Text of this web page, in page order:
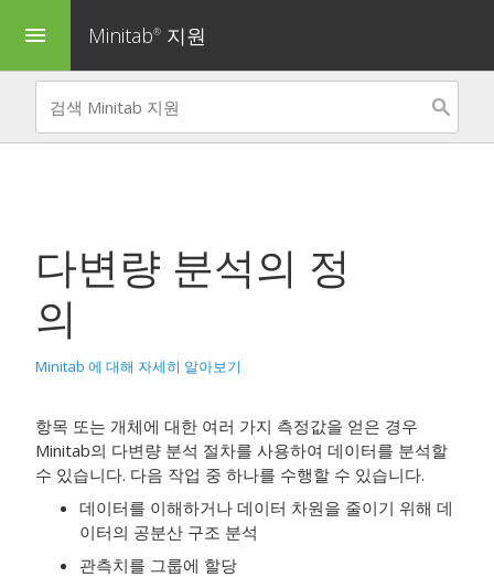
menu Minitab® 지원
다변량 분석의 정
의
Minitab 에 대해 자세히 알아보기
항목 또는 개체에 대한 여러 가지 측정값을 얻은 경우
Minitab의 다변량 분석 절차를 사용하여 데이터를 분석할
수 있습니다. 다음 작업 중 하나를 수행할 수 있습니다.
데이터를 이해하거나 데이터 차원을 줄이기 위해 데
이터의 공분산 구조 분석
관측치를 그룹에 할당